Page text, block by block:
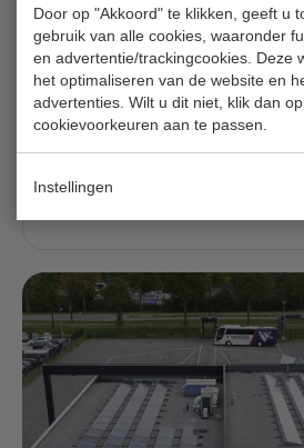
Door op "Akkoord" te klikken, geeft u
gebruik van alle cookies, waaronder
en advertentie/trackingcookies. Deze
het optimaliseren van de website en
advertenties. Wilt u dit niet, klik dan
cookievoorkeuren aan te passen.
Instellingen
088 - 770 4200
info@donopleidingen.nl
Registratienummer CBR:
ZO: Gesloten